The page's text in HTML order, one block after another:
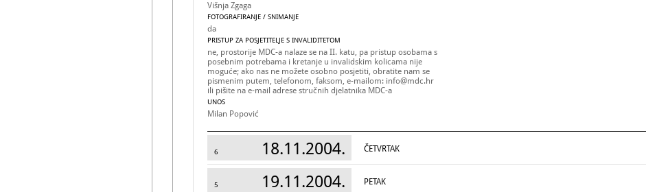
Višnja Zgaga
FOTOGRAFIRANJE / SNIMANJE
da
PRISTUP ZA POSJETITELJE S INVALIDITETOM
ne, prostorije MDC-a nalaze se na II. katu, pa pristup osobama s
posebnim potrebama i kretanje u invalidskim kolicama nije
moguće; ako nas ne možete osobno posjetiti, obratite nam se
pismenim putem, telefonom, faksom, e-mailom: info@mdc.hr
ili pišite na e-mail adrese stručnih djelatnika MDC-a
UNOS
Milan Popović
6 18.11.2004. ČETVRTAK
5 19.11.2004. PETAK